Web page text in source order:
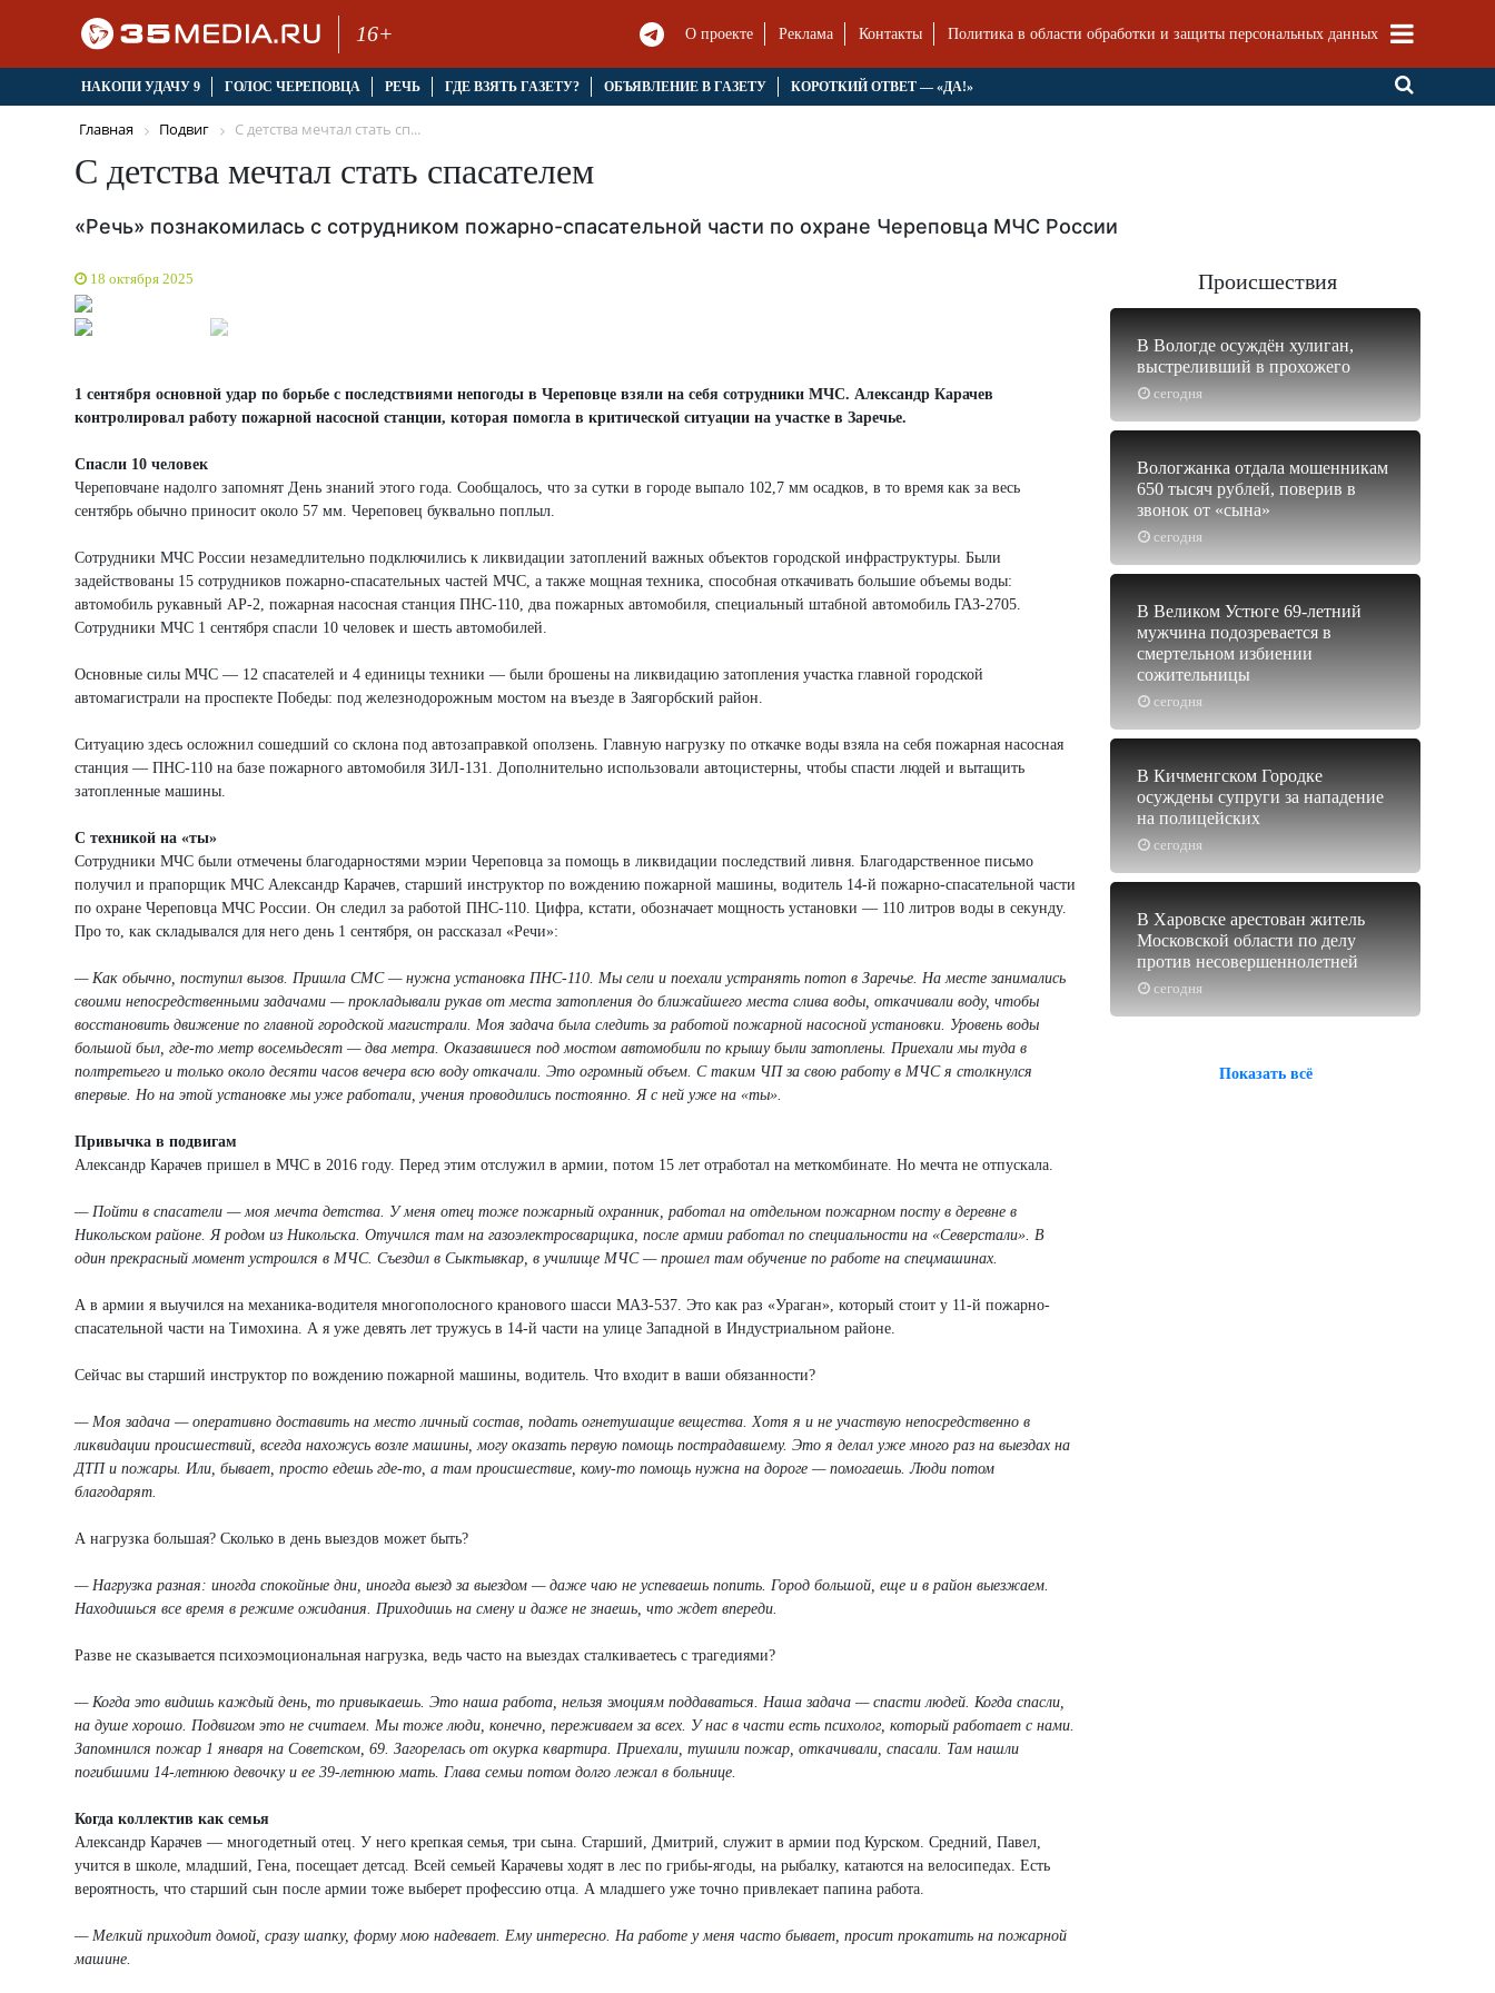
16+ О проекте Реклама Контакты Политика в области обработки и защиты персональных данных
НАКОПИ УДАЧУ 9 ГОЛОС ЧЕРЕПОВЦА РЕЧЬ ГДЕ ВЗЯТЬ ГАЗЕТУ? ОБЪЯВЛЕНИЕ В ГАЗЕТУ КОРОТКИЙ ОТВЕТ — «ДА!»
Главная Подвиг С детства мечтал стать сп...
С детства мечтал стать спасателем
«Речь» познакомилась с сотрудником пожарно-спасательной части по охране Череповца МЧС России
18 октября 2025
1 сентября основной удар по борьбе с последствиями непогоды в Череповце взяли на себя сотрудники МЧС. Александр Карачев
контролировал работу пожарной насосной станции, которая помогла в критической ситуации на участке в Заречье.
Спасли 10 человек
Череповчане надолго запомнят День знаний этого года. Сообщалось, что за сутки в городе выпало 102,7 мм осадков, в то время как за весь
сентябрь обычно приносит около 57 мм. Череповец буквально поплыл.
Сотрудники МЧС России незамедлительно подключились к ликвидации затоплений важных объектов городской инфраструктуры. Были
задействованы 15 сотрудников пожарно-спасательных частей МЧС, а также мощная техника, способная откачивать большие объемы воды:
автомобиль рукавный АР-2, пожарная насосная станция ПНС-110, два пожарных автомобиля, специальный штабной автомобиль ГАЗ-2705.
Сотрудники МЧС 1 сентября спасли 10 человек и шесть автомобилей.
Основные силы МЧС — 12 спасателей и 4 единицы техники — были брошены на ликвидацию затопления участка главной городской
автомагистрали на проспекте Победы: под железнодорожным мостом на въезде в Заягорбский район.
Ситуацию здесь осложнил сошедший со склона под автозаправкой оползень. Главную нагрузку по откачке воды взяла на себя пожарная насосная
станция — ПНС-110 на базе пожарного автомобиля ЗИЛ-131. Дополнительно использовали автоцистерны, чтобы спасти людей и вытащить
затопленные машины.
С техникой на «ты»
Сотрудники МЧС были отмечены благодарностями мэрии Череповца за помощь в ликвидации последствий ливня. Благодарственное письмо
получил и прапорщик МЧС Александр Карачев, старший инструктор по вождению пожарной машины, водитель 14-й пожарно-спасательной части
по охране Череповца МЧС России. Он следил за работой ПНС-110. Цифра, кстати, обозначает мощность установки — 110 литров воды в секунду.
Про то, как складывался для него день 1 сентября, он рассказал «Речи»:
— Как обычно, поступил вызов. Пришла СМС — нужна установка ПНС-110. Мы сели и поехали устранять потоп в Заречье. На месте занимались
своими непосредственными задачами — прокладывали рукав от места затопления до ближайшего места слива воды, откачивали воду, чтобы
восстановить движение по главной городской магистрали. Моя задача была следить за работой пожарной насосной установки. Уровень воды
большой был, где-то метр восемьдесят — два метра. Оказавшиеся под мостом автомобили по крышу были затоплены. Приехали мы туда в
полтретьего и только около десяти часов вечера всю воду откачали. Это огромный объем. С таким ЧП за свою работу в МЧС я столкнулся
впервые. Но на этой установке мы уже работали, учения проводились постоянно. Я с ней уже на «ты».
Привычка в подвигам
Александр Карачев пришел в МЧС в 2016 году. Перед этим отслужил в армии, потом 15 лет отработал на меткомбинате. Но мечта не отпускала.
— Пойти в спасатели — моя мечта детства. У меня отец тоже пожарный охранник, работал на отдельном пожарном посту в деревне в
Никольском районе. Я родом из Никольска. Отучился там на газоэлектросварщика, после армии работал по специальности на «Северстали». В
один прекрасный момент устроился в МЧС. Съездил в Сыктывкар, в училище МЧС — прошел там обучение по работе на спецмашинах.
А в армии я выучился на механика-водителя многополосного кранового шасси МАЗ-537. Это как раз «Ураган», который стоит у 11-й пожарно-
спасательной части на Тимохина. А я уже девять лет тружусь в 14-й части на улице Западной в Индустриальном районе.
Сейчас вы старший инструктор по вождению пожарной машины, водитель. Что входит в ваши обязанности?
— Моя задача — оперативно доставить на место личный состав, подать огнетушащие вещества. Хотя я и не участвую непосредственно в
ликвидации происшествий, всегда нахожусь возле машины, могу оказать первую помощь пострадавшему. Это я делал уже много раз на выездах на
ДТП и пожары. Или, бывает, просто едешь где-то, а там происшествие, кому-то помощь нужна на дороге — помогаешь. Люди потом
благодарят.
А нагрузка большая? Сколько в день выездов может быть?
— Нагрузка разная: иногда спокойные дни, иногда выезд за выездом — даже чаю не успеваешь попить. Город большой, еще и в район выезжаем.
Находишься все время в режиме ожидания. Приходишь на смену и даже не знаешь, что ждет впереди.
Разве не сказывается психоэмоциональная нагрузка, ведь часто на выездах сталкиваетесь с трагедиями?
— Когда это видишь каждый день, то привыкаешь. Это наша работа, нельзя эмоциям поддаваться. Наша задача — спасти людей. Когда спасли,
на душе хорошо. Подвигом это не считаем. Мы тоже люди, конечно, переживаем за всех. У нас в части есть психолог, который работает с нами.
Запомнился пожар 1 января на Советском, 69. Загорелась от окурка квартира. Приехали, тушили пожар, откачивали, спасали. Там нашли
погибшими 14-летнюю девочку и ее 39-летнюю мать. Глава семьи потом долго лежал в больнице.
Когда коллектив как семья
Александр Карачев — многодетный отец. У него крепкая семья, три сына. Старший, Дмитрий, служит в армии под Курском. Средний, Павел,
учится в школе, младший, Гена, посещает детсад. Всей семьей Карачевы ходят в лес по грибы-ягоды, на рыбалку, катаются на велосипедах. Есть
вероятность, что старший сын после армии тоже выберет профессию отца. А младшего уже точно привлекает папина работа.
— Мелкий приходит домой, сразу шапку, форму мою надевает. Ему интересно. На работе у меня часто бывает, просит прокатить на пожарной
машине.
Происшествия
сегодня
В Вологде осуждён хулиган,
выстреливший в прохожего
сегодня
Вологжанка отдала мошенникам
650 тысяч рублей, поверив в
звонок от «сына»
сегодня
В Великом Устюге 69-летний
мужчина подозревается в
смертельном избиении
сожительницы
сегодня
В Кичменгском Городке
осуждены супруги за нападение
на полицейских
сегодня
В Харовске арестован житель
Московской области по делу
против несовершеннолетней
Показать всё